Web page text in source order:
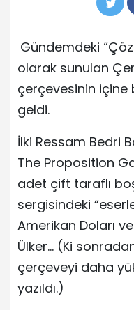
Gündemdeki
olarak sunulan
çerçevesinin içine
geldi.
İlki Ressam Bedri
The Proposition
adet çift taraflı
sergisindeki
Amerikan Doları
Ülker… (Ki
çerçeveyi daha
yazıldı.)